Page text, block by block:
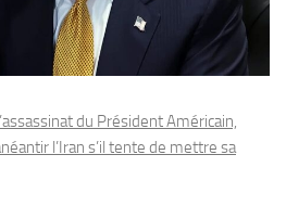
du Président Américain,
l’Iran s’il tente de mettre sa